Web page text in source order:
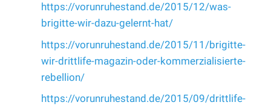
https://vorunruhestand.de/2015/12/was-
brigitte-wir-dazu-gelernt-hat/
https://vorunruhestand.de/2015/11/brigitte-
wir-drittlife-magazin-oder-kommerzialisierte-
rebellion/
https://vorunruhestand.de/2015/09/drittlife-